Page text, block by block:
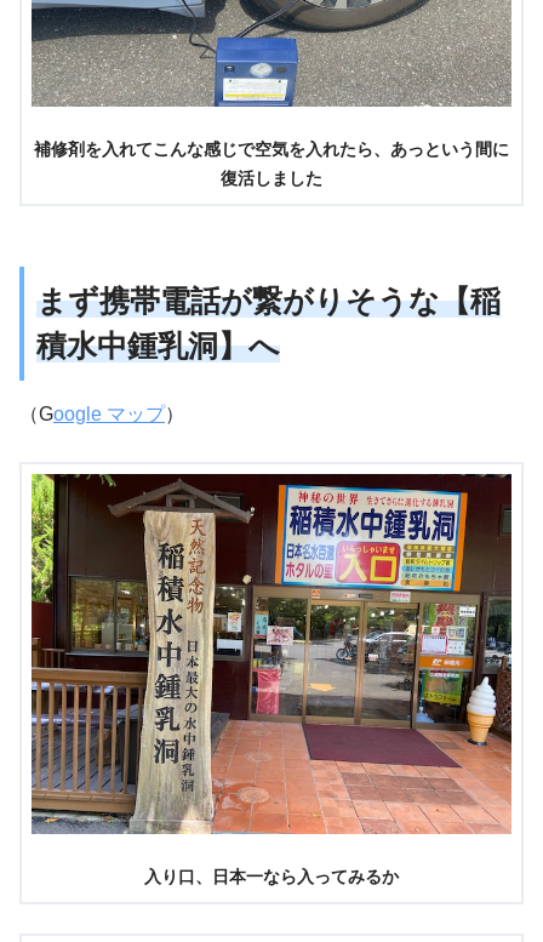
補修剤を入れてこんな感じで空気を入れたら、あっという間に
復活しました
まず携帯電話が繋がりそうな【稲
積水中鍾乳洞】へ
（Google マップ）
入り口、日本一なら入ってみるか